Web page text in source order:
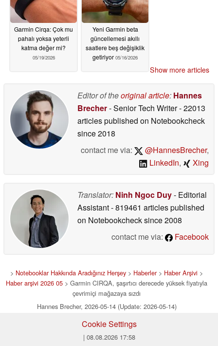
Garmin Cirqa: Çok mu
pahalı yoksa yeterli
katma değer mi?
05/19/2026
Yeni Garmin beta
güncellemesi akıllı
saatlere beş değişiklik
getiriyor 05/16/2026
Show more articles
Editor of theoriginal article: Hannes
Brecher- Senior Tech Writer- 22013
articles published on Notebookcheck
since 2018
contact me via:
@HannesBrecher,
LinkedIn, Xing
Translator: Ninh Ngoc Duy- Editorial
Assistant- 819461 articles published
on Notebookchecksince 2008
contact me via:
Facebook
> Notebooklar Hakkında Aradığınız Herşey > Haberler> Haber Arşivi >
Haber arşivi 2026 05 > Garmin CIRQA, şaşırtıcı derecede yüksek fiyatıyla
çevrimiçi mağazaya sızdı
Hannes Brecher, 2026-05-14 (Update: 2026-05-14)
Cookie Settings
| 08.08.2026 17:58